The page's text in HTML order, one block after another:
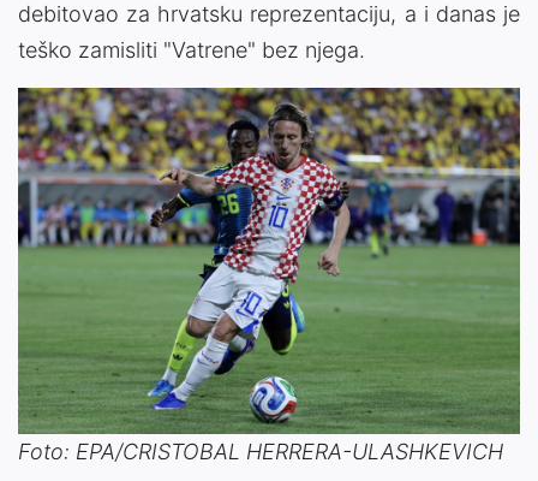
debitovao za hrvatsku reprezentaciju, a i danas je
teško zamisliti "Vatrene" bez njega.
Foto: EPA/CRISTOBAL HERRERA-ULASHKEVICH